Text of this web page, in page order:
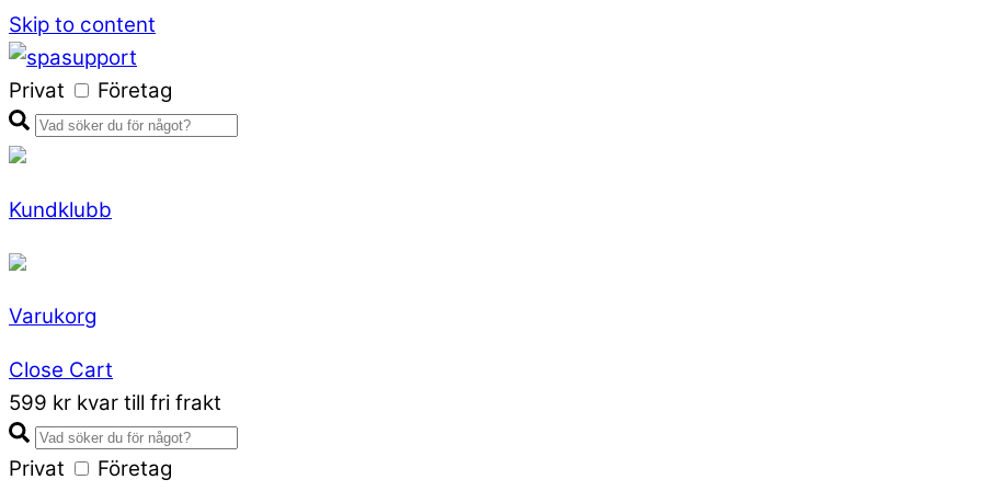
Skip to content
Privat Företag
Kundklubb
Varukorg
Close Cart
599 kr kvar till fri frakt
Privat Företag